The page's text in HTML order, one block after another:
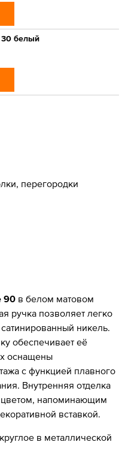
30 белый
перегородки
90 в белом матовом
ручка позволяет легко
никель.
обеспечивает её
оснащены
с функцией плавного
Внутренняя отделка
напоминающим
вставкой.
в металлической